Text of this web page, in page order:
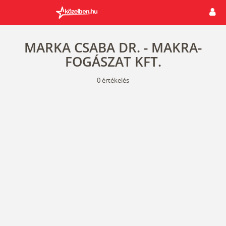
MARKA CSABA DR. - MAKRA-
FOGÁSZAT KFT.
0értékelés